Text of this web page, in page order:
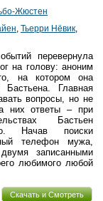
Жюстен
, Тьерри Нёвик,
перевернула
на голову: аноним
на котором она
Главная
вопросы, но не
них ответы – при
Бастьен
Начав поиски
телефон мужа,
записанными
любимого любой
Скачать и Смотреть